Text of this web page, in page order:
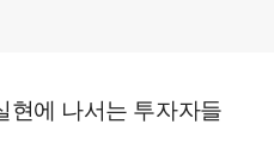
현에 나서는 투자자들